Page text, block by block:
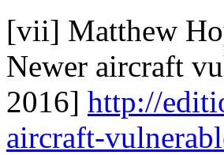
[vii] Matthew
Newer aircraft
2016] http://
aircraft-